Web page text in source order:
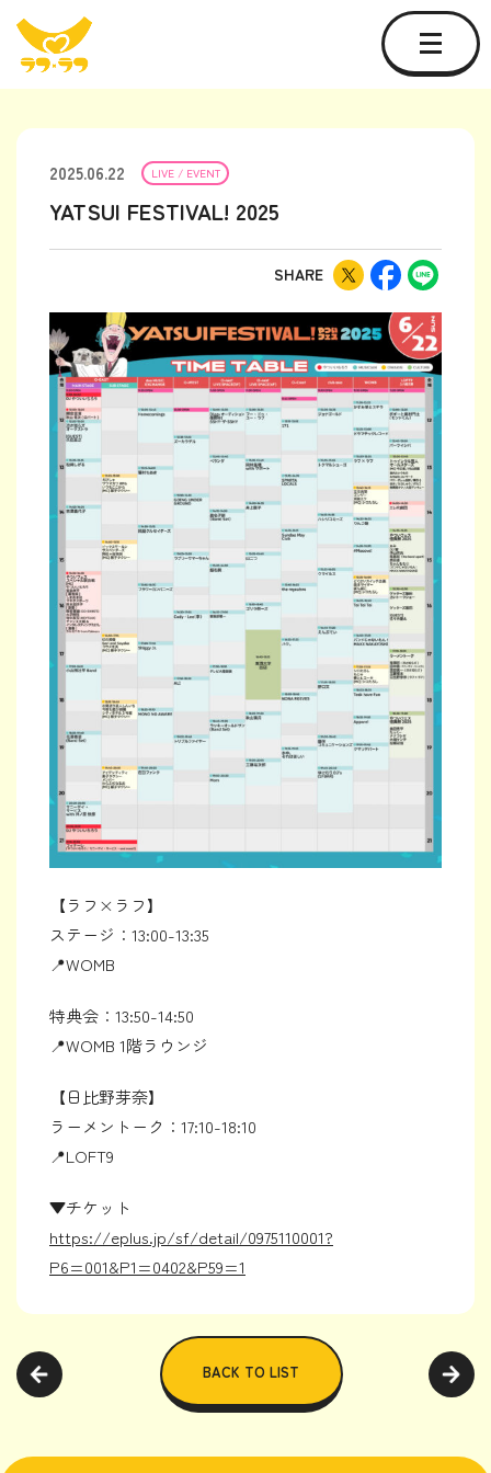
2025.06.22 LIVE / EVENT
YATSUI FESTIVAL! 2025
SHARE
【ラフ×ラフ】
ステージ：13:00-13:35
📍WOMB
特典会：13:50-14:50
📍WOMB 1階ラウンジ
【日比野芽奈】
ラーメントーク：17:10-18:10
📍LOFT9
▼チケット
https://eplus.jp/sf/detail/0975110001?
P6=001&P1=0402&P59=1
BACK TO LIST